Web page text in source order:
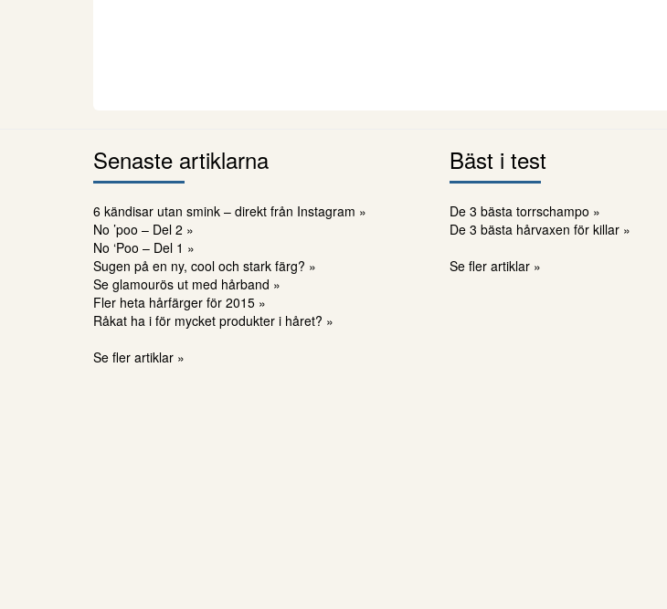
Senaste artiklarna
6 kändisar utan smink – direkt från Instagram »
No ’poo – Del 2 »
No ‘Poo – Del 1 »
Sugen på en ny, cool och stark färg? »
Se glamourös ut med hårband »
Fler heta hårfärger för 2015 »
Råkat ha i för mycket produkter i håret? »
Se fler artiklar »
Bäst i test
De 3 bästa torrschampo »
De 3 bästa hårvaxen för killar »
Se fler artiklar »